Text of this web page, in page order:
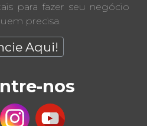
para fazer seu negócio
precisa.
Aqui!
nos